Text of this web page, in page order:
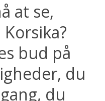
at se,
bud på
du
du